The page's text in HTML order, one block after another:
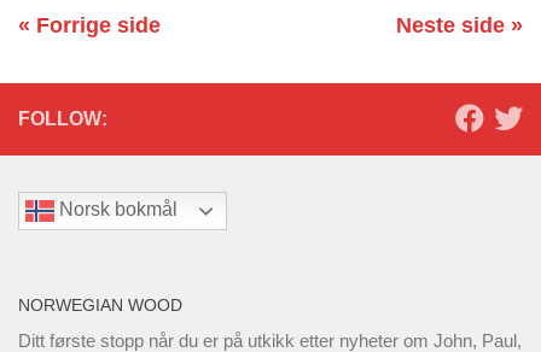
« Forrige side Neste side »
FOLLOW:
Norsk bokmål
NORWEGIAN WOOD
Ditt første stopp når du er på utkikk etter nyheter om John, Paul,